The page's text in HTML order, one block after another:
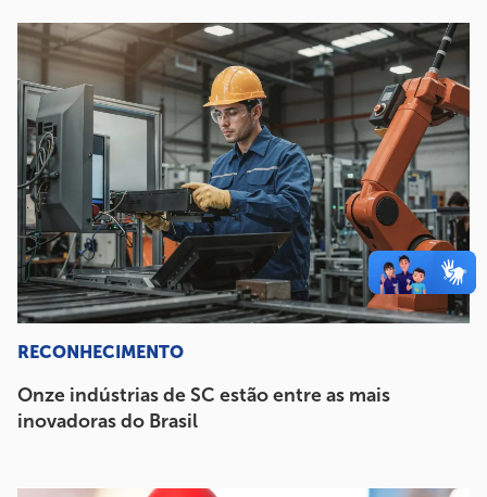
RECONHECIMENTO
Onze indústrias de SC estão entre as mais
inovadoras do Brasil